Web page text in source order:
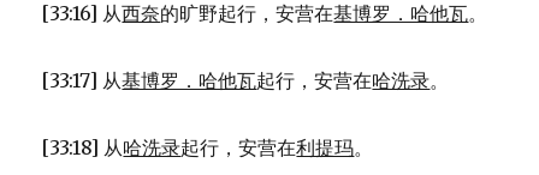
[33:16] 从西奈的旷野起行，安营在基博罗．哈他瓦。
[33:17] 从基博罗．哈他瓦起行，安营在哈洗录。
[33:18] 从哈洗录起行，安营在利提玛。